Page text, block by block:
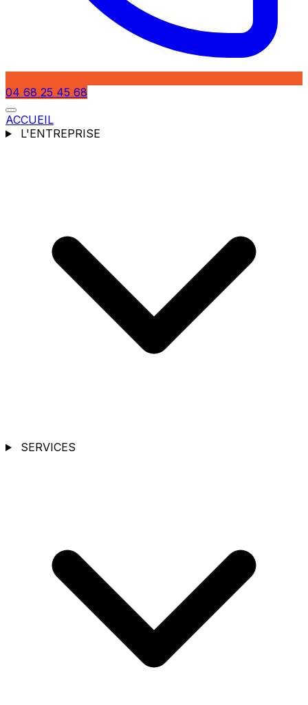
04 68 25 45 68
ACCUEIL
L'ENTREPRISE
SERVICES